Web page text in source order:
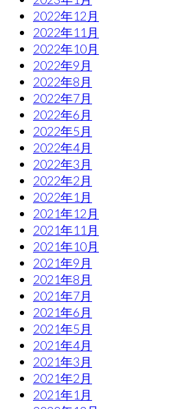
2022年12月
2022年11月
2022年10月
2022年9月
2022年8月
2022年7月
2022年6月
2022年5月
2022年4月
2022年3月
2022年2月
2022年1月
2021年12月
2021年11月
2021年10月
2021年9月
2021年8月
2021年7月
2021年6月
2021年5月
2021年4月
2021年3月
2021年2月
2021年1月